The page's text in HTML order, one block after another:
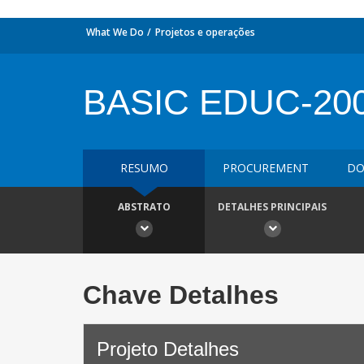
What We Do Projetos e operações
BASIC EDUC-
RESUMO PROCUREMENT
ABSTRATO DETALHES PRINCIPAIS
Chave Detalhes
Projeto Detalhes